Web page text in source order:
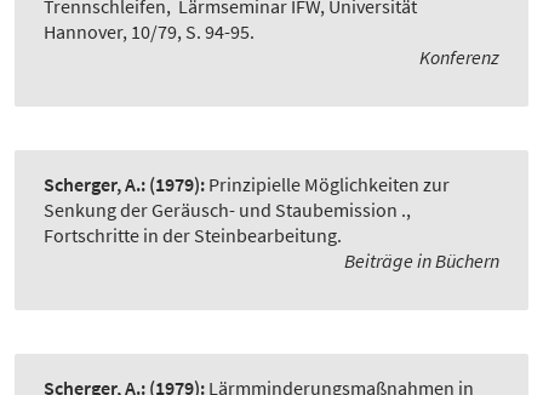
Trennschleifen, Lärmseminar IFW, Universität
Hannover, 10/79, S. 94-95.
Konferenz
Scherger, A.: (1979): Prinzipielle Möglichkeiten zur
Senkung der Geräusch- und Staubemission .,
Fortschritte in der Steinbearbeitung.
Beiträge in Büchern
Scherger, A.: (1979): Lärmminderungsmaßnahmen in